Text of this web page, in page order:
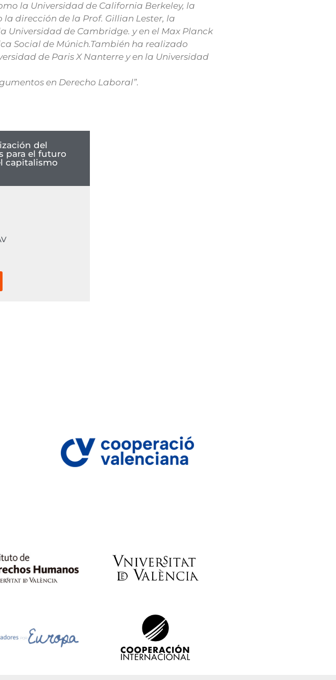
la Universidad de California Berkeley, la
dirección de la Prof. Gillian Lester, la
Universidad de Cambridge. y en el Max Planck
Social de Múnich.También ha realizado
de Paris X Nanterre y en la Universidad
en Derecho Laboral”.
del
para el futuro
capitalismo